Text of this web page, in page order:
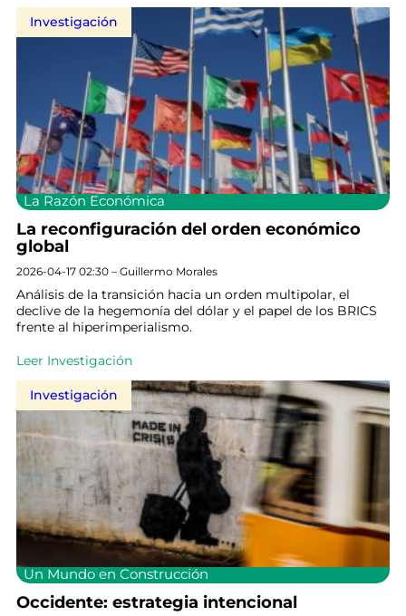
Investigación
La Razón Económica
La reconfiguración del orden económico
global
2026-04-17 02:30 – Guillermo Morales
Análisis de la transición hacia un orden multipolar, el
declive de la hegemonía del dólar y el papel de los BRICS
frente al hiperimperialismo.
Leer Investigación
Investigación
Un Mundo en Construcción
Occidente: estrategia intencional